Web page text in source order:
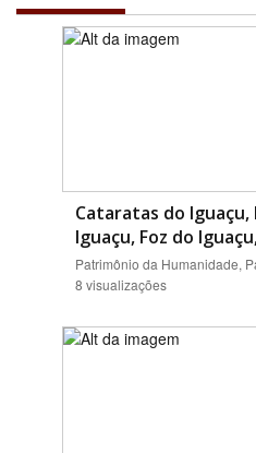
Cataratas do
Iguaçu, Foz do
Patrimônio da Humanidade,
8 visualizações